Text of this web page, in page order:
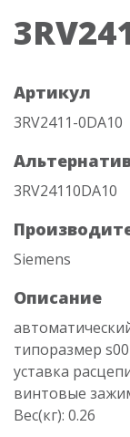
Артикул
3RV2411-0DA10
3RV24110DA10
Siemens
Описание
типоразмер s00
уставка
винтовые
Вес(кг): 0.26